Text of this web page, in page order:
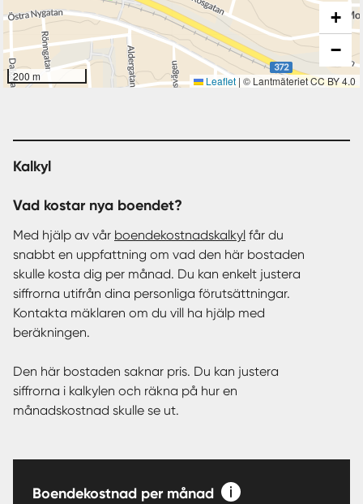
200 m
+
−
Leaflet | © Lantmäteriet CC BY 4.0
Kalkyl
Vad kostar nya boendet?
Med hjälp av vår boendekostnadskalkyl får du
snabbt en uppfattning om vad den här bostaden
skulle kosta dig per månad. Du kan enkelt justera
siffrorna utifrån dina personliga förutsättningar.
Kontakta mäklaren om du vill ha hjälp med
beräkningen.
Den här bostaden saknar pris. Du kan justera
siffrorna i kalkylen och räkna på hur en
månadskostnad skulle se ut.
Boendekostnad per månad